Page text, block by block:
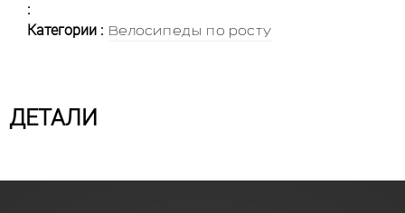
:
Категории : Велосипеды по росту
ДЕТАЛИ